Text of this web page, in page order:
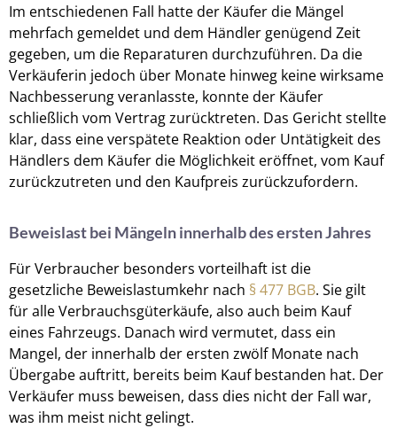
Im entschiedenen Fall hatte der Käufer die Mängel
mehrfach gemeldet und dem Händler genügend Zeit
gegeben, um die Reparaturen durchzuführen. Da die
Verkäuferin jedoch über Monate hinweg keine wirksame
Nachbesserung veranlasste, konnte der Käufer
schließlich vom Vertrag zurücktreten. Das Gericht stellte
klar, dass eine verspätete Reaktion oder Untätigkeit des
Händlers dem Käufer die Möglichkeit eröffnet, vom Kauf
zurückzutreten und den Kaufpreis zurückzufordern.
Beweislast bei Mängeln innerhalb des ersten Jahres
Für Verbraucher besonders vorteilhaft ist die
gesetzliche Beweislastumkehr nach § 477 BGB. Sie gilt
für alle Verbrauchsgüterkäufe, also auch beim Kauf
eines Fahrzeugs. Danach wird vermutet, dass ein
Mangel, der innerhalb der ersten zwölf Monate nach
Übergabe auftritt, bereits beim Kauf bestanden hat. Der
Verkäufer muss beweisen, dass dies nicht der Fall war,
was ihm meist nicht gelingt.